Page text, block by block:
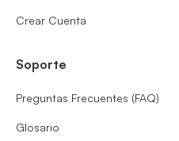
Crear Cuenta
Soporte
Preguntas Frecuentes (FAQ)
Glosario